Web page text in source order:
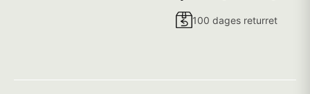
100 dages returret